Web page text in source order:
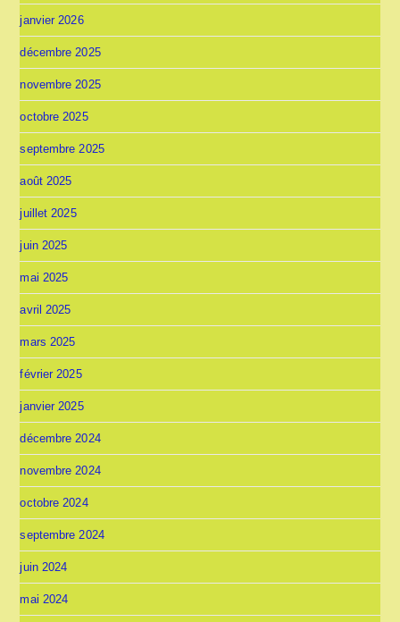
janvier 2026
décembre 2025
novembre 2025
octobre 2025
septembre 2025
août 2025
juillet 2025
juin 2025
mai 2025
avril 2025
mars 2025
février 2025
janvier 2025
décembre 2024
novembre 2024
octobre 2024
septembre 2024
juin 2024
mai 2024